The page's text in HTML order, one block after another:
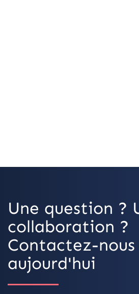
Une question ?
collaboration ?
Contactez-nous
aujourd'hui